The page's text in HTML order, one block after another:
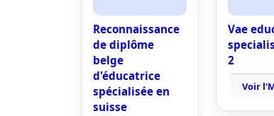
Reconnaissance
de diplôme
belge
d'éducatrice
spécialisée en
suisse
Vae
2
Voir